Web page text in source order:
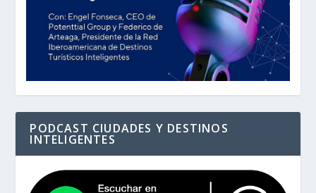
PODCAST CIUDADES Y DESTINOS
INTELIGENTES